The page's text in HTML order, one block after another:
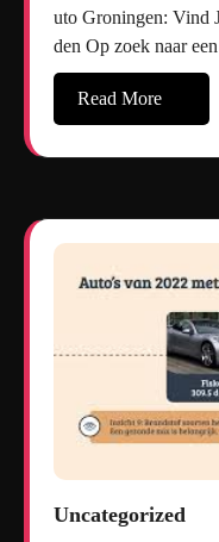
uto Groningen: Vind
den Op zoek naar
Read More
Uncategorized